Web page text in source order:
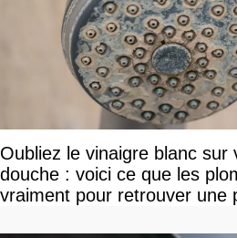
Oubliez le vinaigre blanc sur
douche : voici ce que les
vraiment pour retrouver une